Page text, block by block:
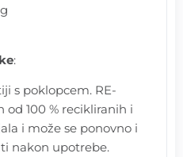
:
s poklopcem. RE-
od 100 % recikliranih i
i može se ponovno i
nakon upotrebe.